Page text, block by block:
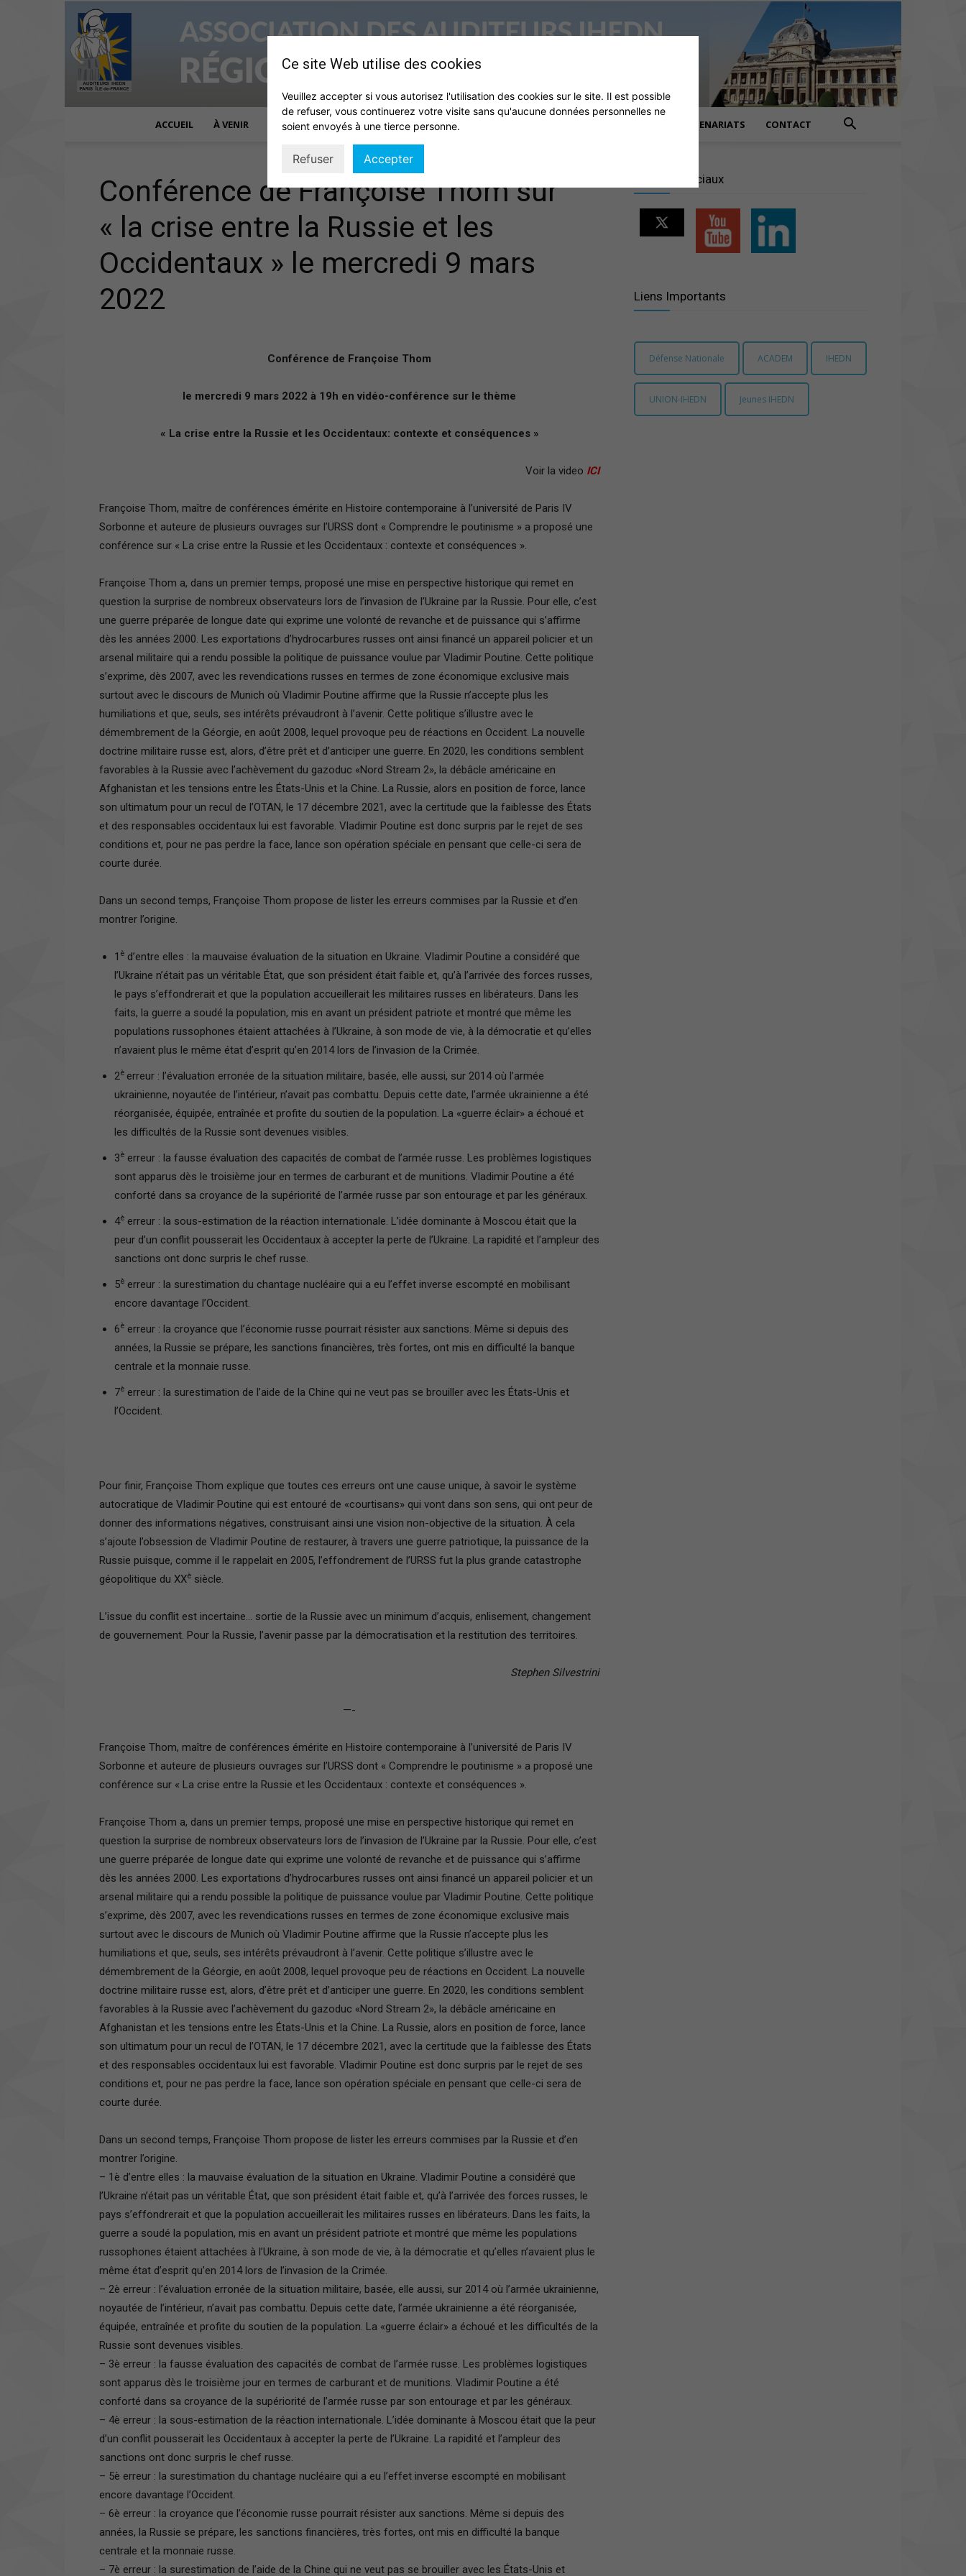
IHEDN
–
Région
Paris
Ile-
de-
France
ACCUEIL À VENIR ACTUALITÉS QUI SOMMES NOUS ? PARTENARIATS CONTACT
Conférence de Françoise Thom sur
« la crise entre la Russie et les
Occidentaux » le mercredi 9 mars
2022
Conférence de Françoise Thom
le mercredi 9 mars 2022 à 19h en vidéo-conférence sur le thème
« La crise entre la Russie et les Occidentaux: contexte et conséquences »
Voir la video ICI
Françoise Thom, maître de conférences émérite en Histoire contemporaine à l’université de Paris IV
Sorbonne et auteure de plusieurs ouvrages sur l’URSS dont « Comprendre le poutinisme » a proposé une
conférence sur « La crise entre la Russie et les Occidentaux : contexte et conséquences ».
Françoise Thom a, dans un premier temps, proposé une mise en perspective historique qui remet en
question la surprise de nombreux observateurs lors de l’invasion de l’Ukraine par la Russie. Pour elle, c’est
une guerre préparée de longue date qui exprime une volonté de revanche et de puissance qui s’affirme
dès les années 2000. Les exportations d’hydrocarbures russes ont ainsi financé un appareil policier et un
arsenal militaire qui a rendu possible la politique de puissance voulue par Vladimir Poutine. Cette politique
s’exprime, dès 2007, avec les revendications russes en termes de zone économique exclusive mais
surtout avec le discours de Munich où Vladimir Poutine affirme que la Russie n’accepte plus les
humiliations et que, seuls, ses intérêts prévaudront à l’avenir. Cette politique s’illustre avec le
démembrement de la Géorgie, en août 2008, lequel provoque peu de réactions en Occident. La nouvelle
doctrine militaire russe est, alors, d’être prêt et d’anticiper une guerre. En 2020, les conditions semblent
favorables à la Russie avec l’achèvement du gazoduc «Nord Stream 2», la débâcle américaine en
Afghanistan et les tensions entre les États-Unis et la Chine. La Russie, alors en position de force, lance
son ultimatum pour un recul de l’OTAN, le 17 décembre 2021, avec la certitude que la faiblesse des États
et des responsables occidentaux lui est favorable. Vladimir Poutine est donc surpris par le rejet de ses
conditions et, pour ne pas perdre la face, lance son opération spéciale en pensant que celle-ci sera de
courte durée.
Dans un second temps, Françoise Thom propose de lister les erreurs commises par la Russie et d’en
montrer l’origine.
1 è d’entre elles : la mauvaise évaluation de la situation en Ukraine. Vladimir Poutine a considéré que
l’Ukraine n’était pas un véritable État, que son président était faible et, qu’à l’arrivée des forces russes,
le pays s’effondrerait et que la population accueillerait les militaires russes en libérateurs. Dans les
faits, la guerre a soudé la population, mis en avant un président patriote et montré que même les
populations russophones étaient attachées à l’Ukraine, à son mode de vie, à la démocratie et qu’elles
n’avaient plus le même état d’esprit qu’en 2014 lors de l’invasion de la Crimée.
2è erreur : l’évaluation erronée de la situation militaire, basée, elle aussi, sur 2014 où l’armée
ukrainienne, noyautée de l’intérieur, n’avait pas combattu. Depuis cette date, l’armée ukrainienne a été
réorganisée, équipée, entraînée et profite du soutien de la population. La «guerre éclair» a échoué et
les difficultés de la Russie sont devenues visibles.
3è erreur : la fausse évaluation des capacités de combat de l’armée russe. Les problèmes logistiques
sont apparus dès le troisième jour en termes de carburant et de munitions. Vladimir Poutine a été
conforté dans sa croyance de la supériorité de l’armée russe par son entourage et par les généraux.
4è erreur : la sous-estimation de la réaction internationale. L’idée dominante à Moscou était que la
peur d’un conflit pousserait les Occidentaux à accepter la perte de l’Ukraine. La rapidité et l’ampleur des
sanctions ont donc surpris le chef russe.
5è erreur : la surestimation du chantage nucléaire qui a eu l’effet inverse escompté en mobilisant
encore davantage l’Occident.
6è erreur : la croyance que l’économie russe pourrait résister aux sanctions. Même si depuis des
années, la Russie se prépare, les sanctions financières, très fortes, ont mis en difficulté la banque
centrale et la monnaie russe.
7è erreur : la surestimation de l’aide de la Chine qui ne veut pas se brouiller avec les États-Unis et
l’Occident.
Pour finir, Françoise Thom explique que toutes ces erreurs ont une cause unique, à savoir le système
autocratique de Vladimir Poutine qui est entouré de «courtisans» qui vont dans son sens, qui ont peur de
donner des informations négatives, construisant ainsi une vision non-objective de la situation. À cela
s’ajoute l’obsession de Vladimir Poutine de restaurer, à travers une guerre patriotique, la puissance de la
Russie puisque, comme il le rappelait en 2005, l’effondrement de l’URSS fut la plus grande catastrophe
géopolitique du XXè siècle.
L’issue du conflit est incertaine… sortie de la Russie avec un minimum d’acquis, enlisement, changement
de gouvernement. Pour la Russie, l’avenir passe par la démocratisation et la restitution des territoires.
Stephen Silvestrini
—-
Françoise Thom, maître de conférences émérite en Histoire contemporaine à l’université de Paris IV
Sorbonne et auteure de plusieurs ouvrages sur l’URSS dont « Comprendre le poutinisme » a proposé une
conférence sur « La crise entre la Russie et les Occidentaux : contexte et conséquences ».
Françoise Thom a, dans un premier temps, proposé une mise en perspective historique qui remet en
question la surprise de nombreux observateurs lors de l’invasion de l’Ukraine par la Russie. Pour elle, c’est
une guerre préparée de longue date qui exprime une volonté de revanche et de puissance qui s’affirme
dès les années 2000. Les exportations d’hydrocarbures russes ont ainsi financé un appareil policier et un
arsenal militaire qui a rendu possible la politique de puissance voulue par Vladimir Poutine. Cette politique
s’exprime, dès 2007, avec les revendications russes en termes de zone économique exclusive mais
surtout avec le discours de Munich où Vladimir Poutine affirme que la Russie n’accepte plus les
humiliations et que, seuls, ses intérêts prévaudront à l’avenir. Cette politique s’illustre avec le
démembrement de la Géorgie, en août 2008, lequel provoque peu de réactions en Occident. La nouvelle
doctrine militaire russe est, alors, d’être prêt et d’anticiper une guerre. En 2020, les conditions semblent
favorables à la Russie avec l’achèvement du gazoduc «Nord Stream 2», la débâcle américaine en
Afghanistan et les tensions entre les États-Unis et la Chine. La Russie, alors en position de force, lance
son ultimatum pour un recul de l’OTAN, le 17 décembre 2021, avec la certitude que la faiblesse des États
et des responsables occidentaux lui est favorable. Vladimir Poutine est donc surpris par le rejet de ses
conditions et, pour ne pas perdre la face, lance son opération spéciale en pensant que celle-ci sera de
courte durée.
Dans un second temps, Françoise Thom propose de lister les erreurs commises par la Russie et d’en
montrer l’origine.
– 1è d’entre elles : la mauvaise évaluation de la situation en Ukraine. Vladimir Poutine a considéré que
l’Ukraine n’était pas un véritable État, que son président était faible et, qu’à l’arrivée des forces russes, le
pays s’effondrerait et que la population accueillerait les militaires russes en libérateurs. Dans les faits, la
guerre a soudé la population, mis en avant un président patriote et montré que même les populations
russophones étaient attachées à l’Ukraine, à son mode de vie, à la démocratie et qu’elles n’avaient plus le
même état d’esprit qu’en 2014 lors de l’invasion de la Crimée.
– 2è erreur : l’évaluation erronée de la situation militaire, basée, elle aussi, sur 2014 où l’armée ukrainienne,
noyautée de l’intérieur, n’avait pas combattu. Depuis cette date, l’armée ukrainienne a été réorganisée,
équipée, entraînée et profite du soutien de la population. La «guerre éclair» a échoué et les difficultés de la
Russie sont devenues visibles.
– 3è erreur : la fausse évaluation des capacités de combat de l’armée russe. Les problèmes logistiques
sont apparus dès le troisième jour en termes de carburant et de munitions. Vladimir Poutine a été
conforté dans sa croyance de la supériorité de l’armée russe par son entourage et par les généraux.
– 4è erreur : la sous-estimation de la réaction internationale. L’idée dominante à Moscou était que la peur
d’un conflit pousserait les Occidentaux à accepter la perte de l’Ukraine. La rapidité et l’ampleur des
sanctions ont donc surpris le chef russe.
– 5è erreur : la surestimation du chantage nucléaire qui a eu l’effet inverse escompté en mobilisant
encore davantage l’Occident.
– 6è erreur : la croyance que l’économie russe pourrait résister aux sanctions. Même si depuis des
années, la Russie se prépare, les sanctions financières, très fortes, ont mis en difficulté la banque
centrale et la monnaie russe.
– 7è erreur : la surestimation de l’aide de la Chine qui ne veut pas se brouiller avec les États-Unis et
Réseaux sociaux
Liens Importants
Défense Nationale ACADEM IHEDN
UNION-IHEDN Jeunes IHEDN
Ce site Web utilise des cookies
Veuillez accepter si vous autorisez l'utilisation des cookies sur le site. Il est possible
de refuser, vous continuerez votre visite sans qu'aucune données personnelles ne
soient envoyés à une tierce personne.
Refuser Accepter